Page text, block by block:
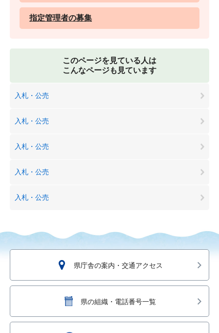
指定管理者の募集
このページを見ている人は
こんなページも見ています
入札・公売
入札・公売
入札・公売
入札・公売
入札・公売
県庁舎の案内・交通アクセス
県の組織・電話番号一覧